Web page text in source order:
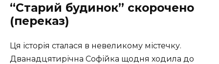
“Старий будинок” скорочено
(переказ)
Ця історія сталася в невеликому містечку.
Дванадцятирічна Софійка щодня ходила до